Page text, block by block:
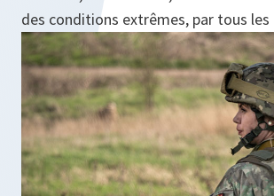
des conditions extrêmes, par tous les